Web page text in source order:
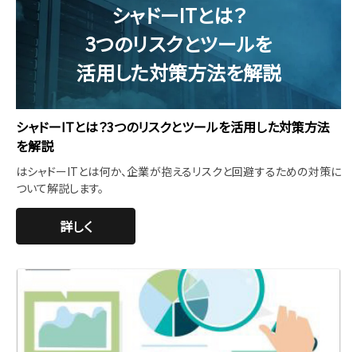
シャドーITとは？
3つのリスクとツールを
活用した対策方法を解説
シャドーITとは？3つのリスクとツールを活用した対策方法
を解説
はシャドーITとは何か、企業が抱えるリスクと回避するための対策に
ついて解説します。
詳しく